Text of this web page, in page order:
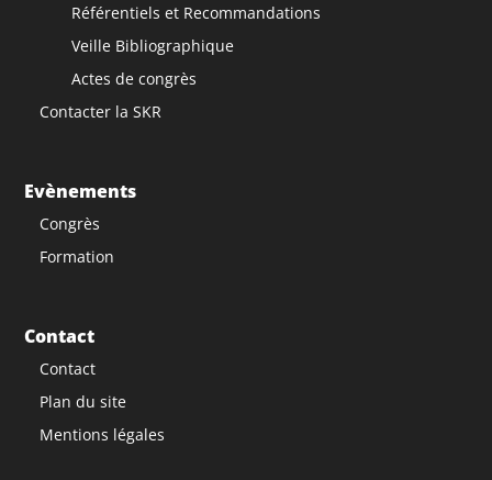
Référentiels et Recommandations
Veille Bibliographique
Actes de congrès
Contacter la SKR
Evènements
Congrès
Formation
Contact
Contact
Plan du site
Mentions légales